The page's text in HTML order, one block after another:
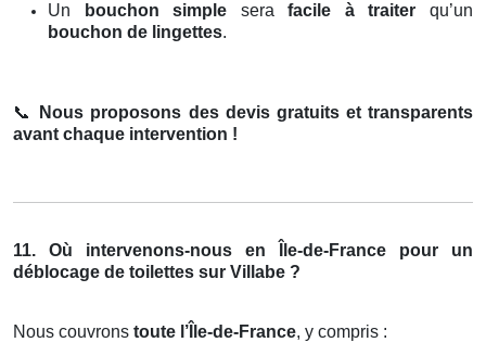
Un bouchon simple serafacile à traiter qu’un
bouchon de lingettes.
📞
Nous proposons des devis gratuits et transparents
avant chaque intervention !
11. Où intervenons-nous en Île-de-France pour un
déblocage de toilettes sur Villabe ?
Nous couvrons toute l’Île-de-France, y compris :